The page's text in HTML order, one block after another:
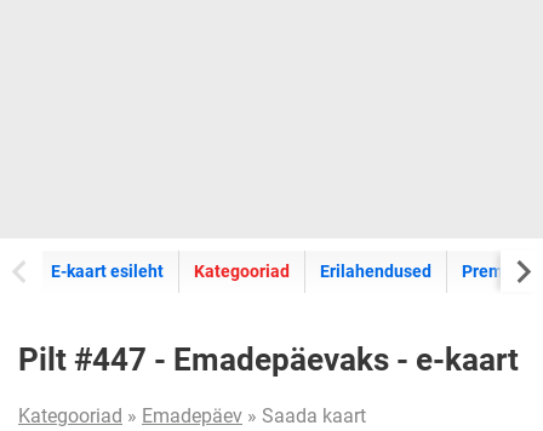
E-kaart esileht E-kaartide
Kategooriad Erilahendused Premium
Pilt #447 - Emadepäevaks - e-kaart
Kategooriad » Emadepäev » Saada kaart